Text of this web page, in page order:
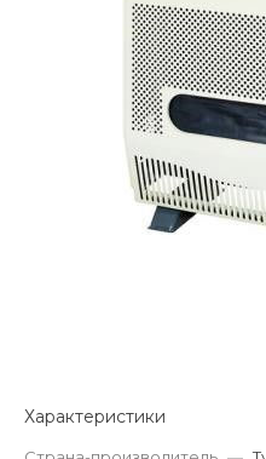
Характеристики